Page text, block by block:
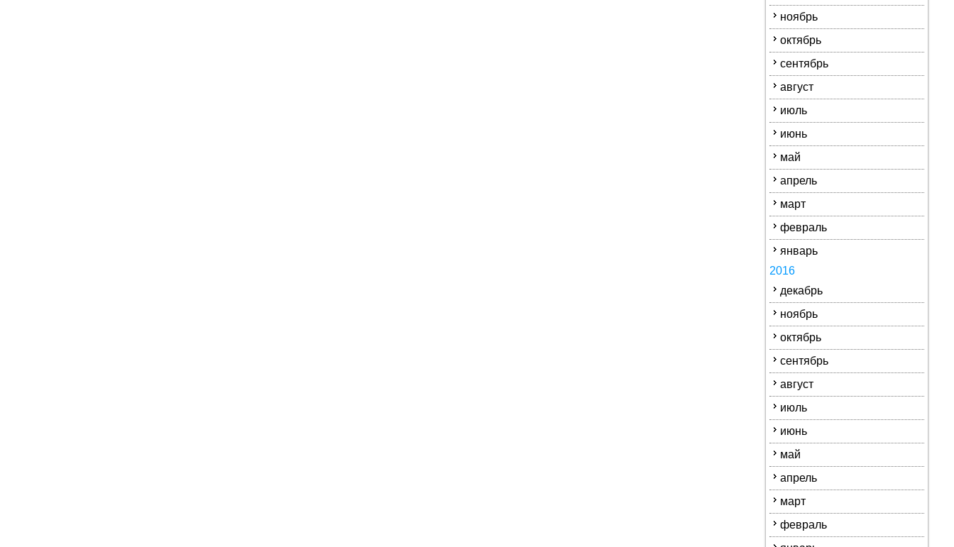
ноябрь
октябрь
сентябрь
август
июль
июнь
май
апрель
март
февраль
январь
2016
декабрь
ноябрь
октябрь
сентябрь
август
июль
июнь
май
апрель
март
февраль